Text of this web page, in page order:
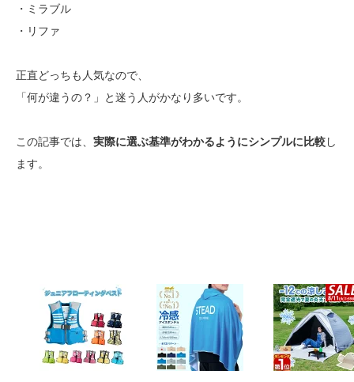
・ミラブル
・リファ
正直どっちも人気なので、
「何が違うの？」と迷う人がかなり多いです。
この記事では、 実際に選ぶ基準がわかるようにシンプルに比較し
ます。